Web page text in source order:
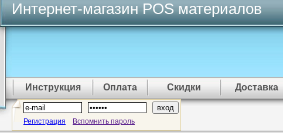
Интернет-магазин POS материалов
Инструкция Оплата Скидки Доставка
Регистрация Вспомнить пароль